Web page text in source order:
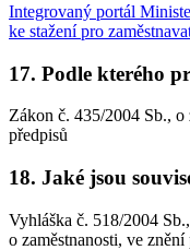
Integrovaný portál
ke stažení pro
17. Podle kterého
Zákon č. 435/2004 Sb., o
předpisů
18. Jaké jsou
Vyhláška č. 518/2004
o zaměstnanosti, ve